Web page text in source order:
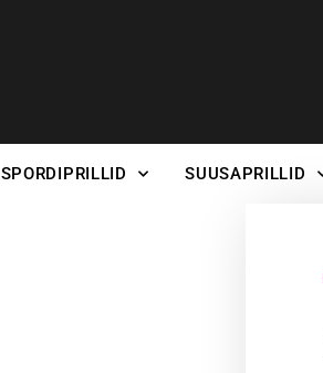
SPORDIPRILLID SUUSAPRILLID